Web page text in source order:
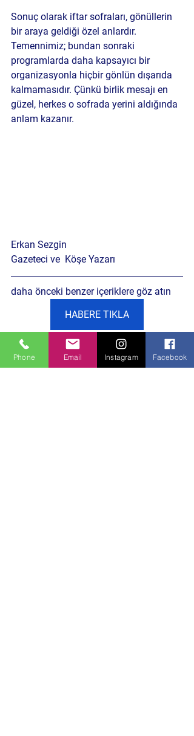
Sonuç olarak iftar sofraları, gönüllerin
bir araya geldiği özel anlardır.
Temennimiz; bundan sonraki
programlarda daha kapsayıcı bir
organizasyonla hiçbir gönlün dışarıda
kalmamasıdır. Çünkü birlik mesajı en
güzel, herkes o sofrada yerini aldığında
anlam kazanır.
Erkan Sezgin
Gazeteci ve  Köşe Yazarı
daha önceki benzer içeriklere göz atın
HABERE TIKLA
Siyaset Gündemi
Phone Email Instagram Facebook